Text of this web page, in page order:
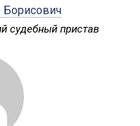
Борисович
судебный пристав